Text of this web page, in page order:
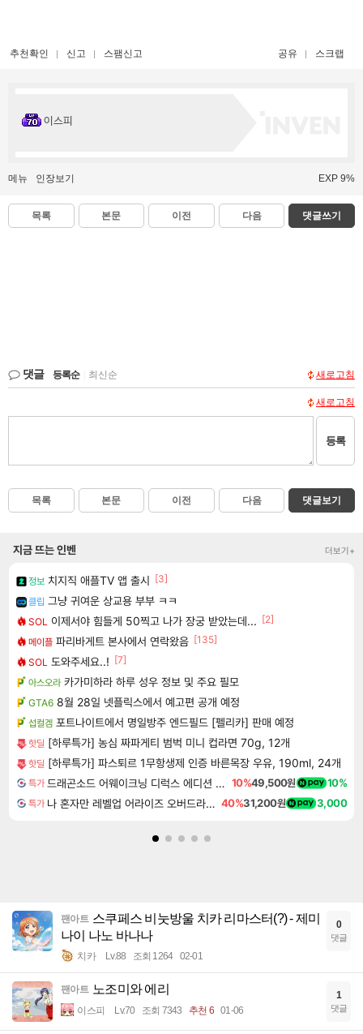
추천확인 신고 스팸신고 공유 스크랩
이스피
메뉴 인장보기 EXP 9%
목록 본문 이전 다음 댓글쓰기
댓글 등록순 최신순 새로고침
새로고침
등록
목록 본문 이전 다음 댓글보기
지금 뜨는 인벤 더보기+
정보 치지직 애플TV 앱 출시 [3]
클립 그냥 귀여운 상교용 부부 ㅋㅋ
SOL 이제서야 힘들게 50찍고 나가 장궁 받았는데... [2]
메이플 파리바게트 본사에서 연락왔음 [135]
SOL 도와주세요..! [7]
아스오라 카가미하라 하루 성우 정보 및 주요 필모
GTA6 8월 28일 넷플릭스에서 예고편 공개 예정
섭컬겜 포트나이트에서 명일방주 엔드필드 [펠리카] 판매 예정
핫딜 [하루특가] 농심 짜파게티 범벅 미니 컵라면 70g, 12개
핫딜 [하루특가] 파스퇴르 1무항생제 인증 바른목장 우유, 190ml, 24개
특가 드래곤소드 어웨이크닝 디럭스 에디션 DragonSword Awakening Deluxe Edition 10%49,500원 10%
특가 나 혼자만 레벨업 어라이즈 오버드라이브 디럭스 에디션 Solo Leveling Arise Overdrive Deluxe Edition 40%31,200원 3,000
팬아트 스쿠페스 비눗방울 치카 리마스터(?) - 제미
나이 나노 바나나
치카 Lv.88 조회 1264 02-01
0
댓글
팬아트 노조미와 에리
이스피 Lv.70 조회 7343 추천 6 01-06
1
댓글